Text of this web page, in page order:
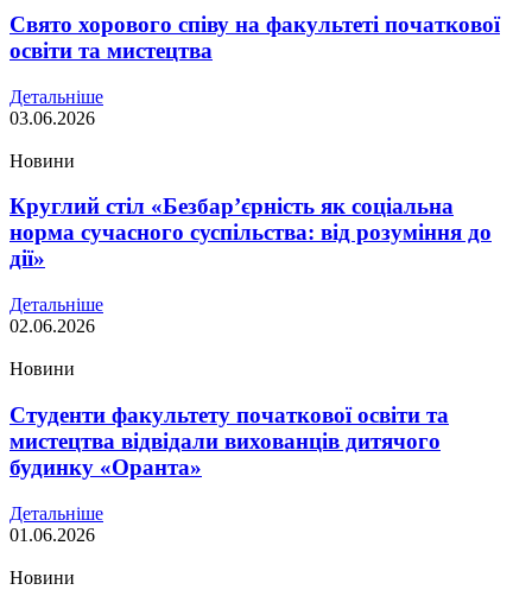
Свято хорового співу на факультеті початкової
освіти та мистецтва
Детальніше
03.06.2026
Новини
Круглий стіл «Безбар’єрність як соціальна
норма сучасного суспільства: від розуміння до
дії»
Детальніше
02.06.2026
Новини
Студенти факультету початкової освіти та
мистецтва відвідали вихованців дитячого
будинку «Оранта»
Детальніше
01.06.2026
Новини